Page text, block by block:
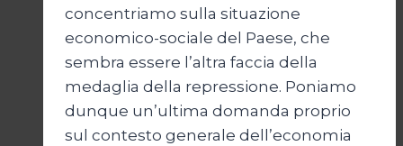
concentriamo sulla situazione
economico-sociale del Paese, che
sembra essere l’altra faccia della
medaglia della repressione. Poniamo
dunque un’ultima domanda proprio
sul contesto generale dell’economia